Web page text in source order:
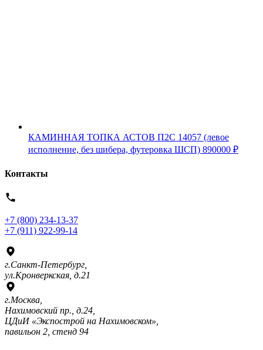
КАМИННАЯ ТОПКА АСТОВ П2С 14057 (левое
исполнение, без шибера, футеровка ШСП) 890000 ₽
Контакты
+7 (800) 234-13-37
+7 (911) 922-99-14
г.Санкт-Петербург,
ул.Кронверкская, д.21
г.Москва,
Нахимовский пр., д.24,
ЦДиИ «Экспострой на Нахимовском»,
павильон 2, стенд 94